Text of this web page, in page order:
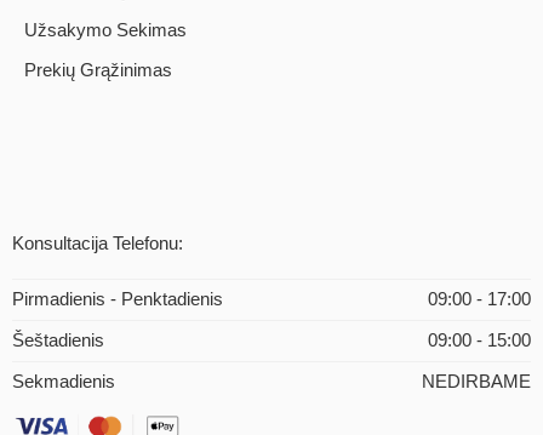
Užsakymo Sekimas
Prekių Grąžinimas
Konsultacija Telefonu:
Pirmadienis - Penktadienis 09:00 - 17:00
Šeštadienis 09:00 - 15:00
Sekmadienis NEDIRBAME